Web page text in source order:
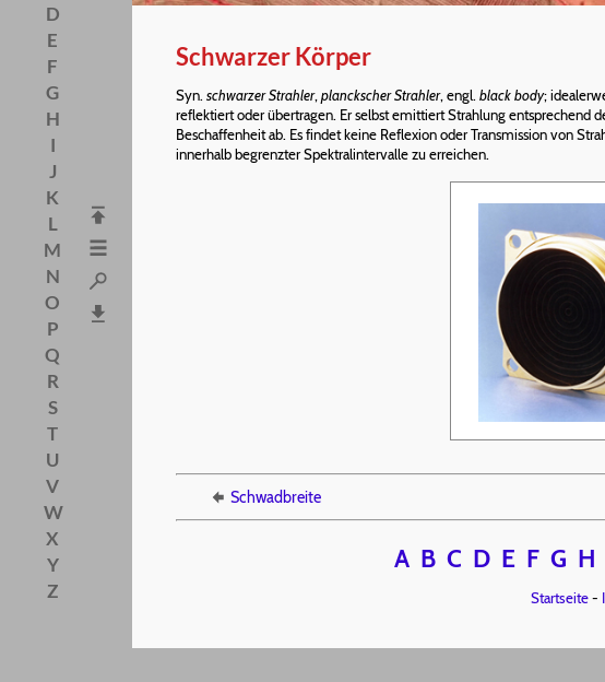
D
E
F
G
H
I
J
K
L
M
N
O
P
Q
R
S
T
U
V
W
X
Y
Z
Schwarzer Körper
Syn. schwarzer Strahler, planckscher Strahler, engl. black body;
reflektiert oder übertragen. Er selbst emittiert Strahlung entsprechend
Beschaffenheit ab. Es findet keine Reflexion oder Transmission von
innerhalb begrenzter Spektralintervalle zu erreichen.
Schwadbreite
A B C D E F G H
Startseite-